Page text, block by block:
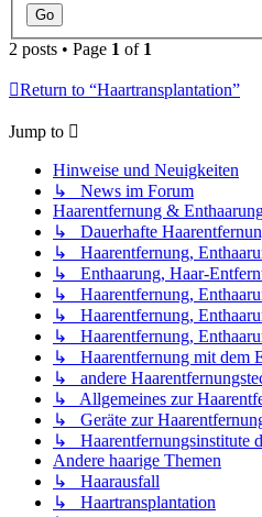
2 posts • Page 1 of 1
Return to “Haartransplantation”
Jump to
Hinweise und Neuigkeiten
↳ News im Forum
Haarentfernung &
↳ Dauerhafte
↳ Haarentfernung,
↳ Enthaarung, Haar-
↳ Haarentfernung,
↳ Haarentfernung,
↳ Haarentfernung,
↳ Haarentfernung mit dem
↳ andere
↳ Allgemeines zur
↳ Geräte zur
↳ Haarentfernungsinstitute
Andere haarige Themen
↳ Haarausfall
↳ Haartransplantation